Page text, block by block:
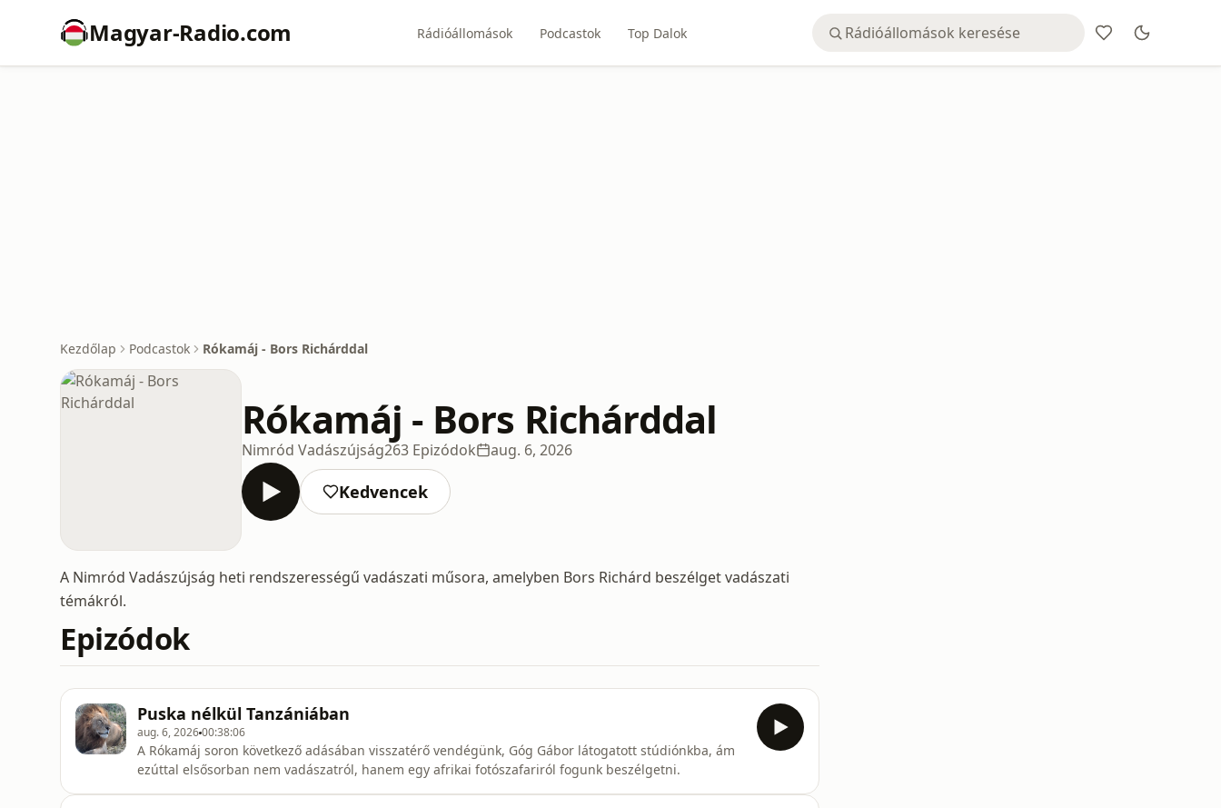
Magyar-Radio.com Rádióállomások Podcastok Top Dalok
Kezdőlap Podcastok Rókamáj - Bors Richárddal
Rókamáj - Bors Richárddal
Nimród Vadászújság263 Epizódok aug. 6, 2026
Kedvencek
A Nimród Vadászújság heti rendszerességű vadászati műsora, amelyben Bors Richárd beszélget vadászati
témákról.
Epizódok
Puska nélkül Tanzániában
aug. 6, 202600:38:06
A Rókamáj soron következő adásában visszatérő vendégünk, Góg Gábor látogatott stúdiónkba, ám
ezúttal elsősorban nem vadászatról, hanem egy afrikai fotószafariról fogunk beszélgetni.